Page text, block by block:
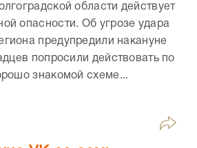
области действует
опасности. Об угрозе удара
предупредили накануне
попросили действовать по
знакомой схеме...